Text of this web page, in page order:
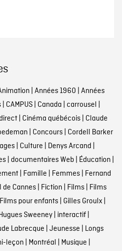
| Années 1960 | Années
| CAMPUS| Canada | carrousel |
| Cinéma québécois| Claude
| Concours| Cordell Barker
| Culture | Denys Arcand |
| documentaires Web | Éducation |
| Famille | Femmes| Fernand
de Cannes| Fiction | Films| Films
Films pour enfants| Gilles Groulx|
Sweeney| interactif|
Labrecque | Jeunesse | Longs
leçon | Montréal | Musique |